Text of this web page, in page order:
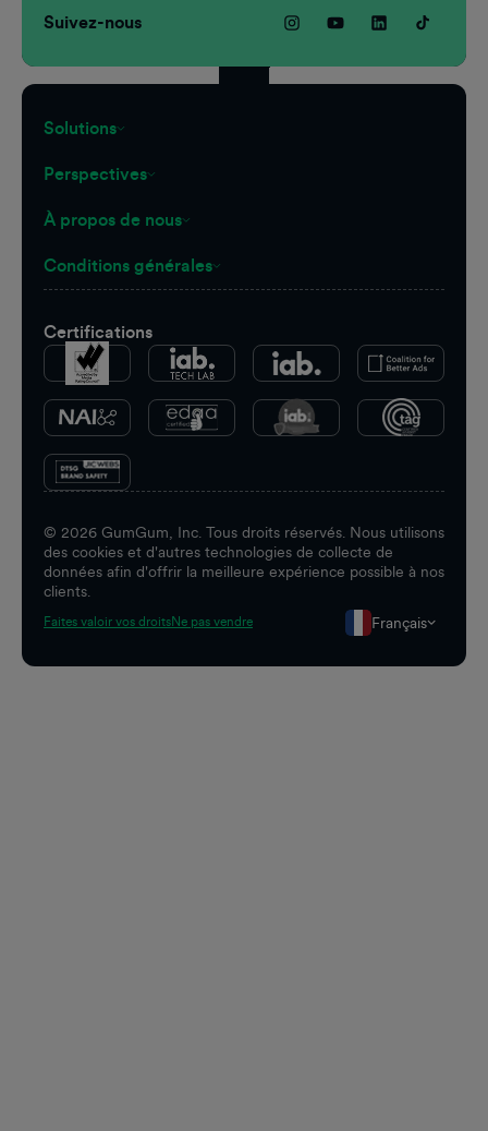
Suivez-nous
Solutions
Perspectives
À propos de nous
Conditions générales
Certifications
© 2026 GumGum, Inc. Tous droits réservés. Nous utilisons
des cookies et d'autres technologies de collecte de
données afin d'offrir la meilleure expérience possible à nos
clients.
Faites valoir vos droitsNe pas vendre Français